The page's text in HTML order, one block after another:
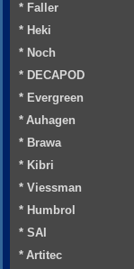
* Faller
* Heki
* Noch
* DECAPOD
* Evergreen
* Auhagen
* Brawa
* Kibri
* Viessman
* Humbrol
* SAI
* Artitec